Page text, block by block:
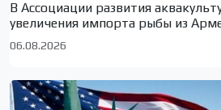
В Ассоциации развития
увеличения импорта рыбы из
06.08.2026